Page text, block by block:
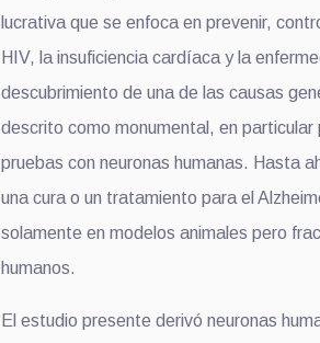
lucrativa que se enfoca en prevenir,
HIV, la insuficiencia cardíaca y la
descubrimiento de una de las causas
descrito como monumental, en
pruebas con neuronas humanas. Hasta
una cura o un tratamiento para el
solamente en modelos animales pero
humanos.
El estudio presente derivó neuronas